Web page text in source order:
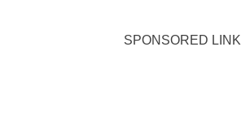
SPONSORED LINK